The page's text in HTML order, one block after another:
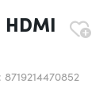
HDMI
8719214470852